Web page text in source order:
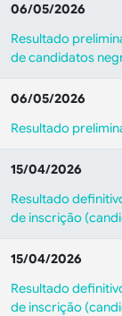
06/05/2026
Resultado
de candidatos
06/05/2026
Resultado
15/04/2026
Resultado
de inscrição
15/04/2026
Resultado
de inscrição